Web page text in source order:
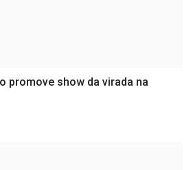
promove show da virada na